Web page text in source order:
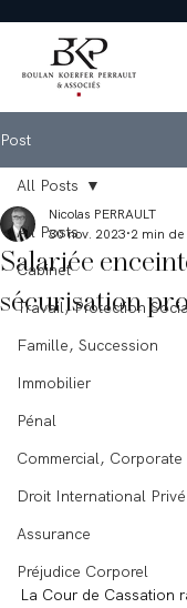
Post
All Posts
Cabinet
Travail, Protection
Famille, Succession
Immobilier
Pénal
Commercial, Corporate
Droit International Privé
Assurance
Préjudice Corporel
All Posts
Salariée
sécurisation
Nicolas PERRAULT
30 nov. 2023 2 min
La Cour de Cassation